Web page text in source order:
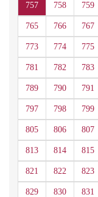
757 758 759
765 766 767
773 774 775
781 782 783
789 790 791
797 798 799
805 806 807
813 814 815
821 822 823
829 830 831